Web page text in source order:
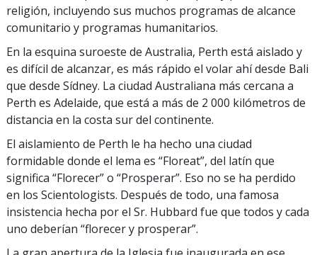
religión, incluyendo sus muchos programas de alcance
comunitario y programas humanitarios.
En la esquina suroeste de Australia, Perth está aislado y
es difícil de alcanzar, es más rápido el volar ahí desde Bali
que desde Sídney. La ciudad Australiana más cercana a
Perth es Adelaide, que está a más de 2 000 kilómetros de
distancia en la costa sur del continente.
El aislamiento de Perth le ha hecho una ciudad
formidable donde el lema es “Floreat”, del latín que
significa “Florecer” o “Prosperar”. Eso no se ha perdido
en los Scientologists. Después de todo, una famosa
insistencia hecha por el Sr. Hubbard fue que todos y cada
uno deberían “florecer y prosperar”.